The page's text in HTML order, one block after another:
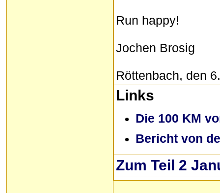
Run happy!
Jochen Brosig
Röttenbach, den
Links
Die 100 KM
Bericht von
Zum Teil 2